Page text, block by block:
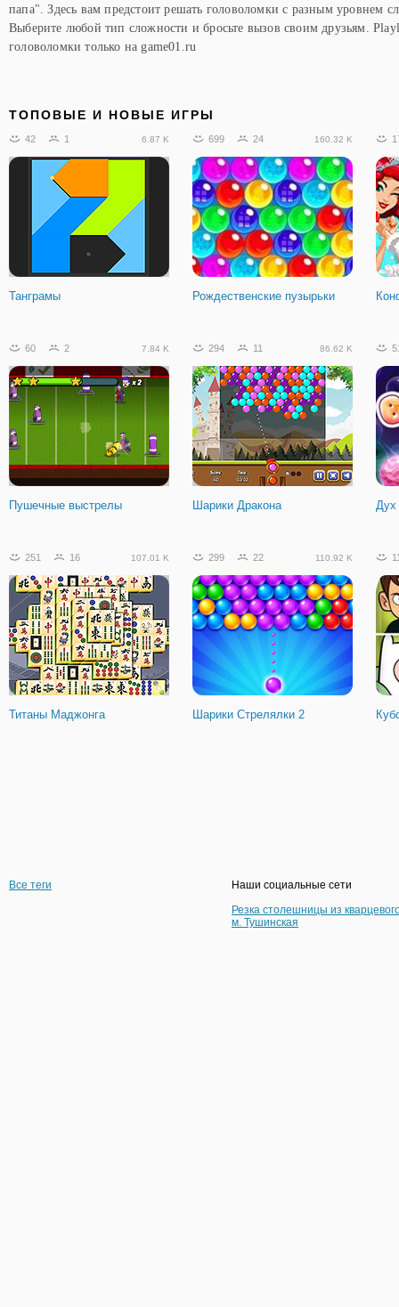
папа". Здесь вам предстоит решать головоломки с разным уровнем
Выберите любой тип сложности и бросьте вызов своим друзьям.
головоломки только на game01.ru
ТОПОВЫЕ И НОВЫЕ ИГРЫ
42 1 6.87 K
Танграмы
699 24 160.32 K
Рождественские пузырьки
60 2 7.84 K
Пушечные выстрелы
294 11 86.62 K
Шарики Дракона Дух
251 16 107.01 K
Титаны Маджонга
299 22 110.92 K
Шарики Стрелялки 2
Все теги
Наши социальные сети
Резка столешницы из
м. Тушинская